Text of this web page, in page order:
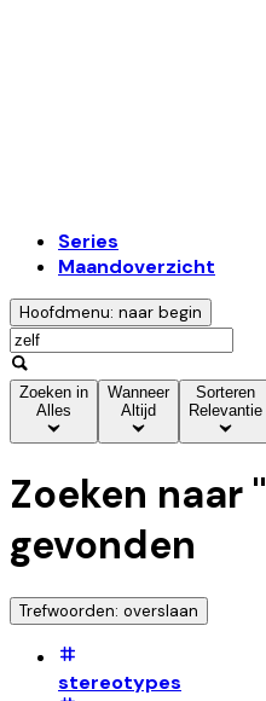
Series
Maandoverzicht
Hoofdmenu: naar begin
Zoeken in
Alles
Wanneer
Altijd
Sorteren
Relevantie
Zoeken naar "
gevonden
Trefwoorden: overslaan
stereotypes